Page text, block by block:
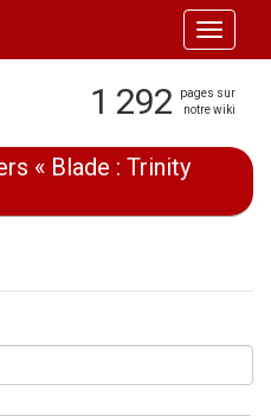
Toggle
1 292
pages sur
notre wiki
« Blade : Trinity